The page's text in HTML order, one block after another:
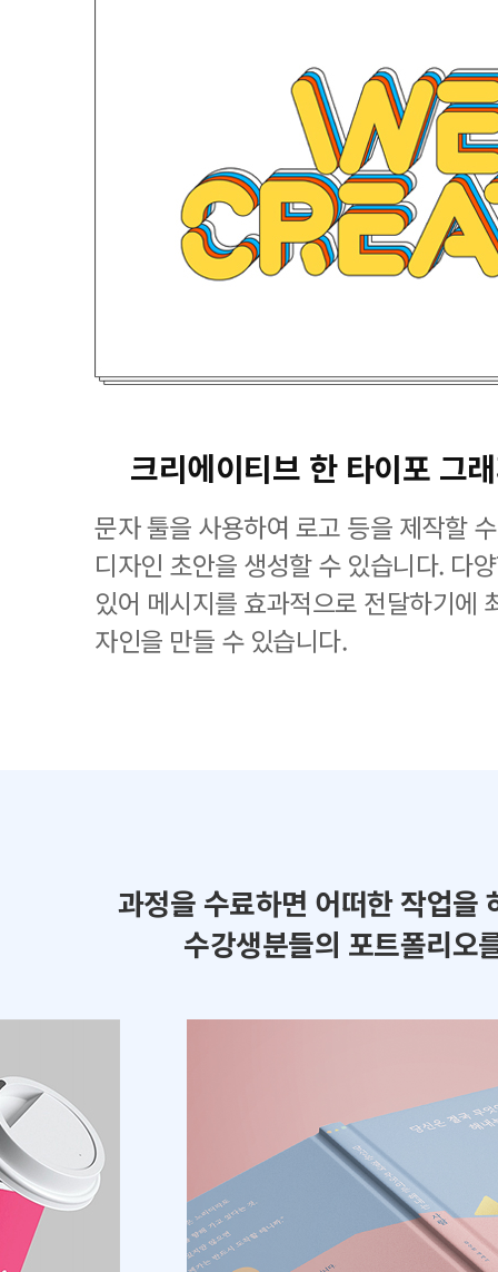
크리에이티브 한 타이포 그
문자 툴을 사용하여 로고 등을 제작할
디자인 초안을 생성할 수 있습니다. 다
있어 메시지를 효과적으로 전달하기에
자인을 만들 수 있습니다.
과정을 수료하면 어떠한 작업을
수강생분들의 포트폴리오